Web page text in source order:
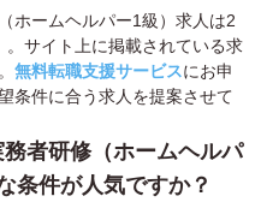
ホームヘルパー1級）求人は2
サイト上に掲載されている求
無料転職支援サービスにお申
条件に合う求人を提案させて
者研修（ホームヘルパ
条件が人気ですか？